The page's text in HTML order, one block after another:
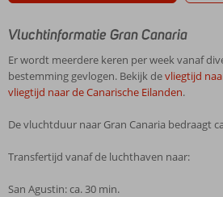
Vluchtinformatie Gran Canaria
Er wordt meerdere keren per week vanaf
bestemming gevlogen. Bekijk devliegtijd
vliegtijd naar de Canarische Eilanden.
De vluchtduur naar Gran Canaria bedraagt
Transfertijd vanaf de luchthaven naar:
San Agustin: ca. 30 min.